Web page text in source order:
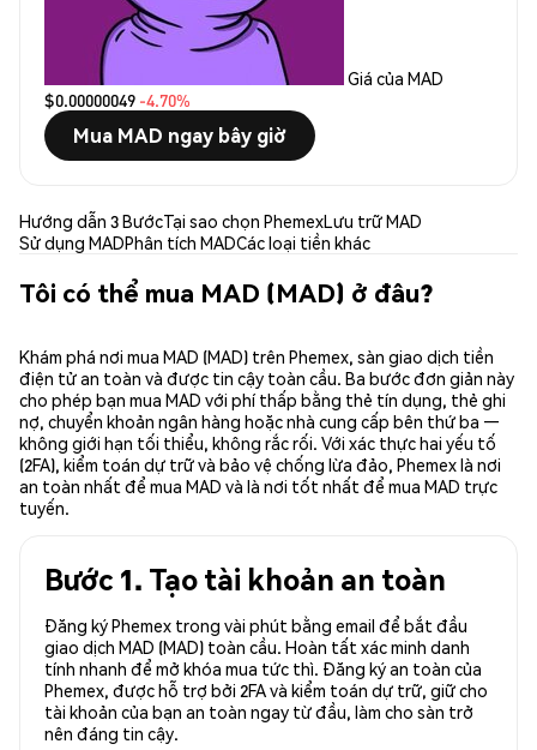
Giá của MAD
$0.00000049 -4.70%
Mua MAD ngay bây giờ
Hướng dẫn 3 BướcTại sao chọn PhemexLưu trữ MAD
Sử dụng MADPhân tích MADCác loại tiền khác
Tôi có thể mua MAD (MAD) ở đâu?
Khám phá nơi mua MAD (MAD) trên Phemex, sàn giao dịch tiền
điện tử an toàn và được tin cậy toàn cầu. Ba bước đơn giản này
cho phép bạn mua MAD với phí thấp bằng thẻ tín dụng, thẻ ghi
nợ, chuyển khoản ngân hàng hoặc nhà cung cấp bên thứ ba —
không giới hạn tối thiểu, không rắc rối. Với xác thực hai yếu tố
(2FA), kiểm toán dự trữ và bảo vệ chống lừa đảo, Phemex là nơi
an toàn nhất để mua MAD và là nơi tốt nhất để mua MAD trực
tuyến.
Bước 1. Tạo tài khoản an toàn
Đăng ký Phemex trong vài phút bằng email để bắt đầu
giao dịch MAD (MAD) toàn cầu. Hoàn tất xác minh danh
tính nhanh để mở khóa mua tức thì. Đăng ký an toàn của
Phemex, được hỗ trợ bởi 2FA và kiểm toán dự trữ, giữ cho
tài khoản của bạn an toàn ngay từ đầu, làm cho sàn trở
nên đáng tin cậy.